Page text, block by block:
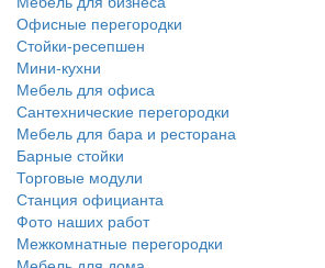
Офисные перегородки
Стойки-ресепшен
Мини-кухни
Мебель для офиса
Сантехнические перегородки
Мебель для бара и ресторана
Барные стойки
Торговые модули
Станция официанта
Фото наших работ
Межкомнатные перегородки